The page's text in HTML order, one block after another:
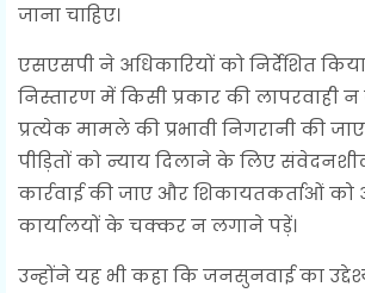
जाना चाहिए।
एसएसपी ने अधिकारियों को निर्देशित
निस्तारण में किसी प्रकार की लापरवाही
प्रत्येक मामले की प्रभावी निगरानी की
पीड़ितों को न्याय दिलाने के लिए
कार्रवाई की जाए और शिकायतकर्ताओं
कार्यालयों के चक्कर न लगाने पड़ें।
उन्होंने यह भी कहा कि जनसुनवाई का